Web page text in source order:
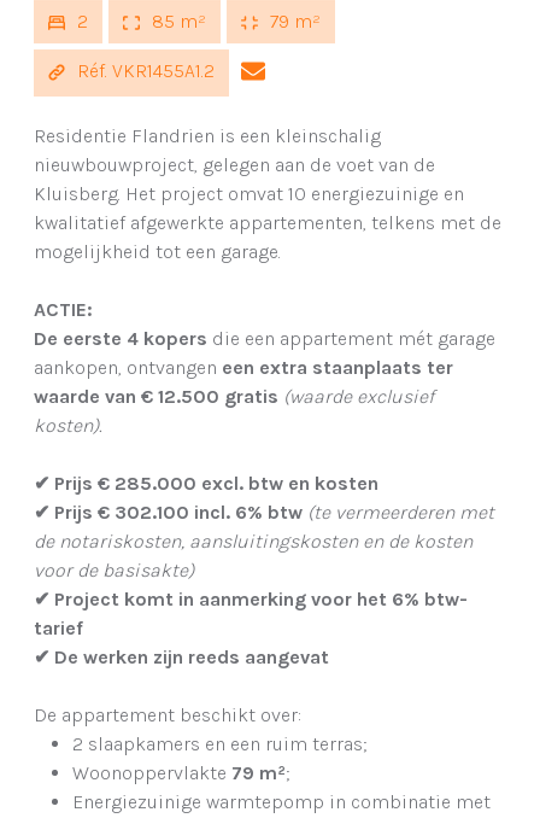
2 85 m² 79 m²
Réf. VKR1455A1.2
Residentie Flandrien is een kleinschalig
nieuwbouwproject, gelegen aan de voet van de
Kluisberg. Het project omvat 10 energiezuinige en
kwalitatief afgewerkte appartementen, telkens met de
mogelijkheid tot een garage.
ACTIE:
De eerste 4 kopers die een appartement mét garage
aankopen, ontvangen een extra staanplaats ter
waarde van € 12.500 gratis (waarde exclusief
kosten).
✔ Prijs € 285.000 excl. btw en kosten
✔ Prijs € 302.100 incl. 6% btw (te vermeerderen met
de notariskosten, aansluitingskosten en de kosten
voor de basisakte)
✔ Project komt in aanmerking voor het 6% btw-
tarief
✔ De werken zijn reeds aangevat
De appartement beschikt over:
2 slaapkamers en een ruim terras;
Woonoppervlakte 79 m²;
Energiezuinige warmtepomp in combinatie met